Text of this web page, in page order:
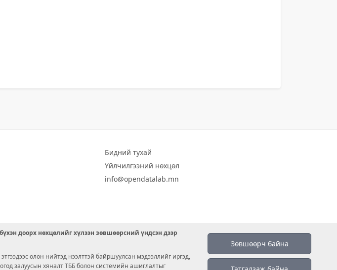
Бидний тухай
Үйлчилгээний нөхцөл
info@opendatalab.mn
Зөвшөөрч байна
доорх нөхцөлийг хүлээн зөвшөөрсний үндсэн дээр
олон нийтэд нээлттэй байршуулсан мэдээллийг иргэд,
залуусын хяналт ТББ болон системийн ашиглалтыг